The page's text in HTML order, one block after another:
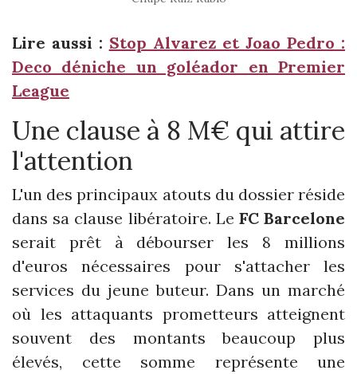
Lire aussi : Stop Alvarez et Joao Pedro :
Deco déniche un goléador en Premier
League
Une clause à 8 M€ qui attire
l'attention
L'un des principaux atouts du dossier réside
dans sa clause libératoire. Le FC Barcelone
serait prêt à débourser les 8 millions
d'euros nécessaires pour s'attacher les
services du jeune buteur. Dans un marché
où les attaquants prometteurs atteignent
souvent des montants beaucoup plus
élevés, cette somme représente une